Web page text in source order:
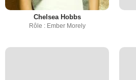
Chelsea Hobbs
Rôle : Ember Morely